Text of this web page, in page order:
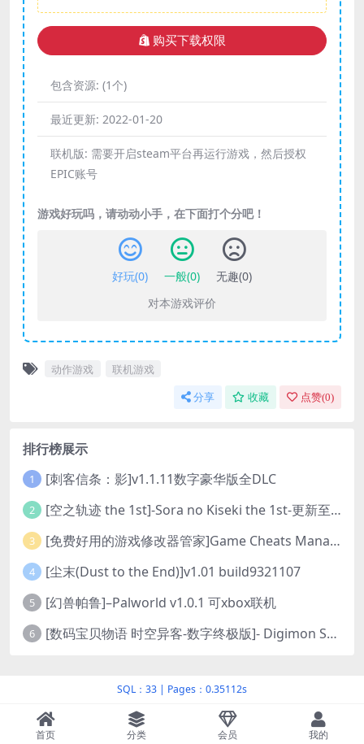
购买下载权限
包含资源: (1个)
最近更新: 2022-01-20
联机版: 需要开启steam平台再运行游戏，然后授权
EPIC账号
游戏好玩吗，请动动小手，在下面打个分吧！
好玩(0) 一般(0) 无趣(0)
对本游戏评价
动作游戏 联机游戏
分享 收藏 点赞(0)
排行榜展示
1 [刺客信条：影]v1.1.11数字豪华版全DLC
2 [空之轨迹 the 1st]-Sora no Kiseki the 1st-更新至v1.06.4-全DLC
3 [免费好用的游戏修改器管家]Game Cheats Manager
4 [尘末(Dust to the End)]v1.01 build9321107
5 [幻兽帕鲁]–Palworld v1.0.1 可xbox联机
6 [数码宝贝物语 时空异客-数字终极版]- Digimon Story Time Stranger-Build.23514637
SQL：33 | Pages：0.35112s
首页 分类 会员 我的